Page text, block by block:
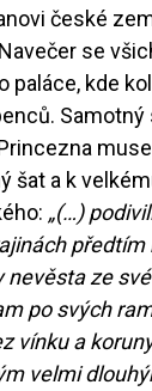
české
se
paláce, kde
Samotný
šat a k
„(…)
předtím
ze
po svých
vínku a
velmi